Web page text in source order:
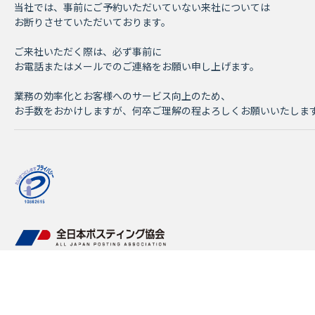
当社では、事前にご予約いただいていない来社については
お断りさせていただいております。
ご来社いただく際は、必ず事前に
お電話またはメールでのご連絡をお願い申し上げます。
業務の効率化とお客様へのサービス向上のため、
お手数をおかけしますが、何卒ご理解の程よろしくお願いいたしま